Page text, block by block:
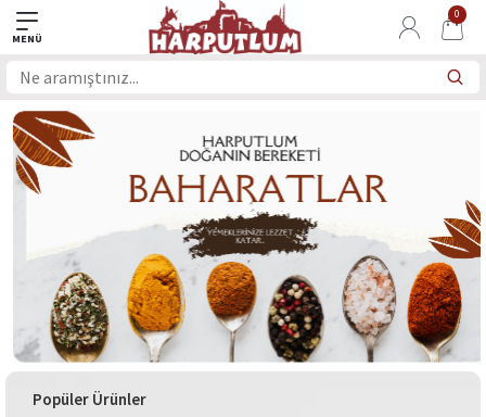
0
Popüler Ürünler